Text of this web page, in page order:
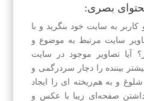
کاربر به سایت خود بنگرید و با
سایت مرتبط به موضوع و
آیا تصاویر موجود در سایت
بیننده را دچار سردرگمی و
و به هم‌ریخته ای را ایجاد
صفحه‌ای زیبا با عکس و